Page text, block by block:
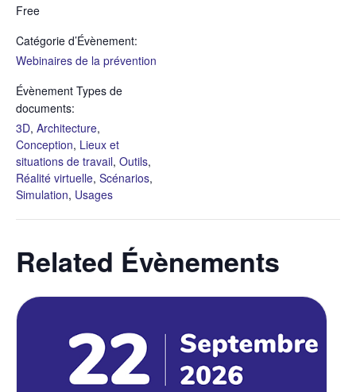
Free
Catégorie d’Évènement:
Webinaires de la prévention
Évènement Types de
documents:
3D, Architecture,
Conception, Lieux et
situations de travail, Outils,
Réalité virtuelle, Scénarios,
Simulation, Usages
Related Évènements